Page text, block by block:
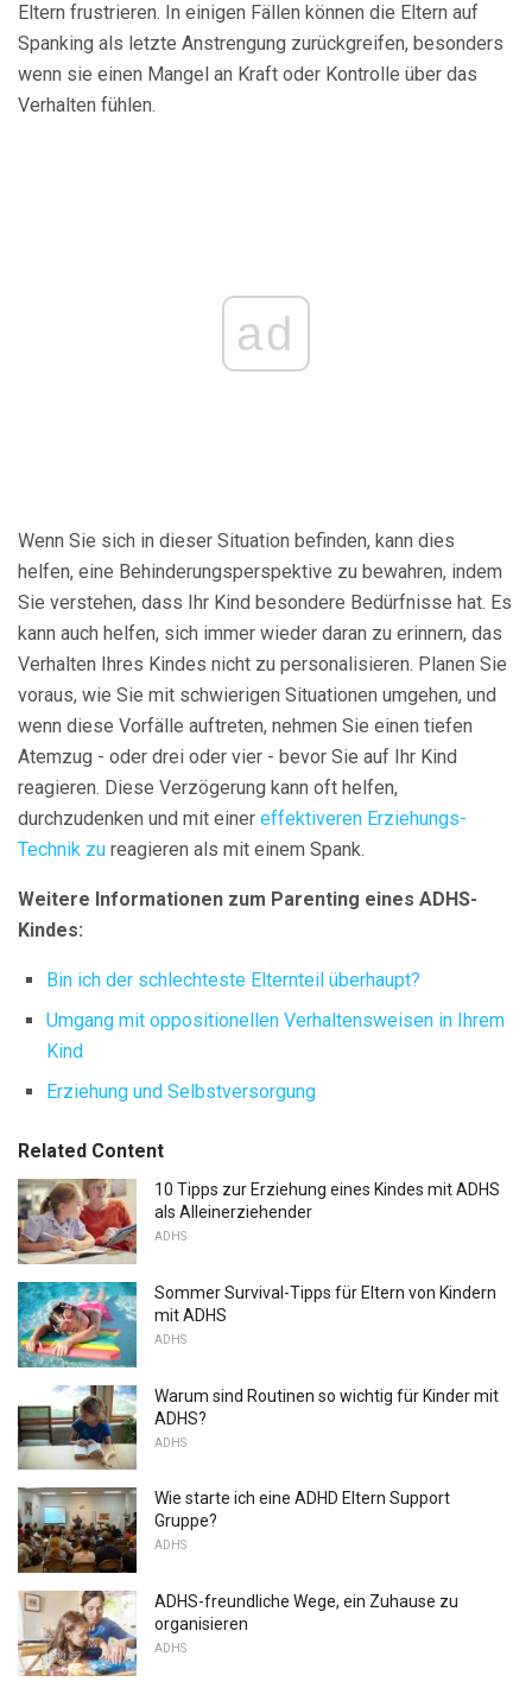
Eltern frustrieren. In einigen Fällen können die Eltern auf
Spanking als letzte Anstrengung zurückgreifen, besonders
wenn sie einen Mangel an Kraft oder Kontrolle über das
Verhalten fühlen.
ad
Wenn Sie sich in dieser Situation befinden, kann dies
helfen, eine Behinderungsperspektive zu bewahren, indem
Sie verstehen, dass Ihr Kind besondere Bedürfnisse hat. Es
kann auch helfen, sich immer wieder daran zu erinnern, das
Verhalten Ihres Kindes nicht zu personalisieren. Planen Sie
voraus, wie Sie mit schwierigen Situationen umgehen, und
wenn diese Vorfälle auftreten, nehmen Sie einen tiefen
Atemzug - oder drei oder vier - bevor Sie auf Ihr Kind
reagieren. Diese Verzögerung kann oft helfen,
durchzudenken und mit einer effektiveren Erziehungs-
Technik zu reagieren als mit einem Spank.
Weitere Informationen zum Parenting eines ADHS-
Kindes:
Bin ich der schlechteste Elternteil überhaupt?
Umgang mit oppositionellen Verhaltensweisen in Ihrem
Kind
Erziehung und Selbstversorgung
Related Content
10 Tipps zur Erziehung eines Kindes mit ADHS
als Alleinerziehender
ADHS
Sommer Survival-Tipps für Eltern von Kindern
mit ADHS
ADHS
Warum sind Routinen so wichtig für Kinder mit
ADHS?
ADHS
Wie starte ich eine ADHD Eltern Support
Gruppe?
ADHS
ADHS-freundliche Wege, ein Zuhause zu
organisieren
ADHS